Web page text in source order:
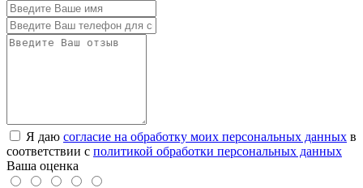
Я даю согласие на обработку моих персональных данных в
соответствии с политикой обработки персональных данных
Ваша оценка